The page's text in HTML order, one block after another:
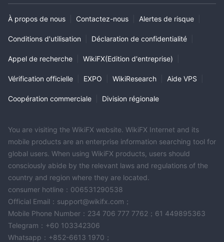
À propos de nous Contactez-nous Alertes de risque
Conditions d'utilisation Déclaration de confidentialité
Appel de recherche WikiFX(Edition d'entreprise)
Vérification officielle EXPO WikiResearch Aide VPS
Coopération commerciale Division régionale
You are visiting the WikiFX website. WikiFX Internet and its
mobile products are an enterprise information searching tool for
global users. When using WikiFX products, users should
consciously abide by the relevant laws and regulations of the
country and region where they are located.
consumer hotline：006531290538
Official Email：support@wikifx.com；
Mobile Phone Number：234 706 777 7762；61 449895363
Telegram：+60 103342306
Whatsapp：+852-6613 1970；